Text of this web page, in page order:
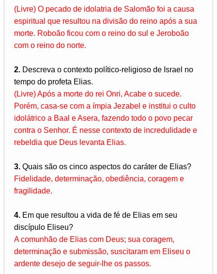
(Livre) O pecado de idolatria de Salomão foi a causa
espiritual que resultou na divisão do reino após a sua
morte. Roboão ficou com o reino do sul e Jeroboão
com o reino do norte.
2. Descreva o contexto político-religioso de Israel no
tempo do profeta Elias.
(Livre) Após a morte do rei Onri, Acabe o sucede.
Porém, casa-se com a ímpia Jezabel e institui o culto
idolátrico a Baal e Asera, fazendo todo o povo pecar
contra o Senhor. É nesse contexto de incredulidade e
rebeldia que Deus levanta Elias.
3. Quais são os cinco aspectos do caráter de Elias?
Fidelidade, determinação, obediência, coragem e
fragilidade.
4. Em que resultou a vida de fé de Elias em seu
discípulo Eliseu?
A comunhão de Elias com Deus; sua coragem,
determinação e submissão, suscitaram em Eliseu o
ardente desejo de seguir-lhe os passos.